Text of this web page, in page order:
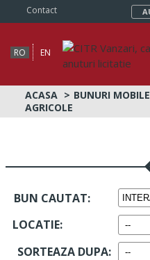
Contact
RO EN
ACASA BUNURI MOBILE
AGRICOLE
BUN CAUTAT:
LOCATIE:
SORTEAZA DUPA: